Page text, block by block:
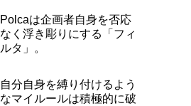
Polcaは企画者自身を否応
なく浮き彫りにする「フィ
ルタ」。
自分自身を縛り付けるよう
なマイルールは積極的に破